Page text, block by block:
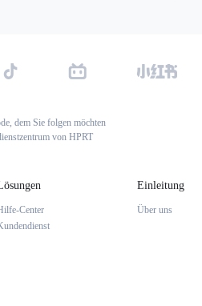
dem Sie folgen möchten
von HPRT
Center
Einleitung
Über uns